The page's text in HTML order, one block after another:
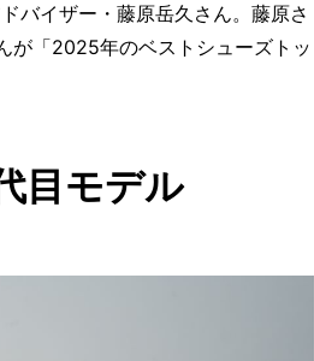
バイザー・藤原岳久さん。藤原さ
が「2025年のベストシューズトッ
目モデル